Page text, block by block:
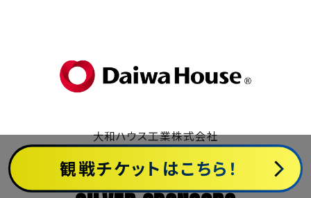
観戦チケットはこちら！
大和ハウス工業株式会社